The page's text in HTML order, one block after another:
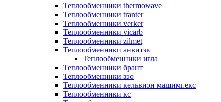
Теплообменники thermowave
Теплообменники tranter
Теплообменники verker
Теплообменники vicarb
Теплообменники zilmet
Теплообменники анвитэк
Теплообменники игла
Теплообменники брант
Теплообменники зэо
Теплообменники кельвион машимпекс
Теплообменники кс